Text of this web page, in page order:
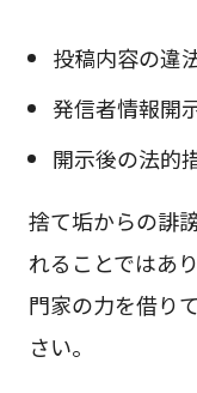
投稿内容の違
発信者情報開
開示後の法的
捨て垢からの誹
れることではあ
門家の力を借り
さい。